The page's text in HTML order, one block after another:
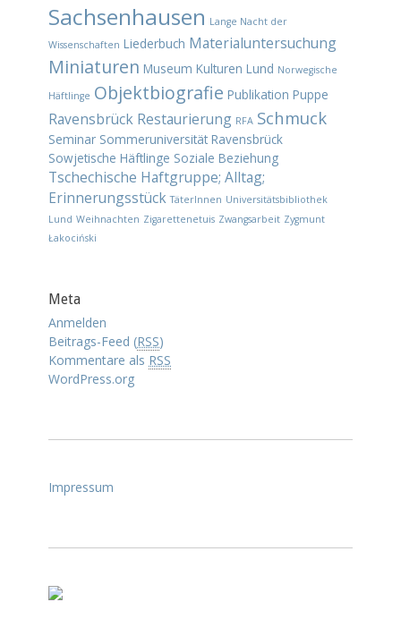
Sachsenhausen Lange Nacht der
Wissenschaften Liederbuch Materialuntersuchung
Miniaturen Museum Kulturen Lund Norwegische
Häftlinge Objektbiografie Publikation Puppe
Ravensbrück Restaurierung RFA Schmuck
Seminar Sommeruniversität Ravensbrück
Sowjetische Häftlinge Soziale Beziehung
Tschechische Haftgruppe; Alltag;
Erinnerungsstück TäterInnen Universitätsbibliothek
Lund Weihnachten Zigarettenetuis Zwangsarbeit Zygmunt
Łakociński
Meta
Anmelden
Beitrags-Feed (RSS)
Kommentare als RSS
WordPress.org
Impressum